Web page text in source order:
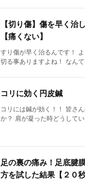
【切り傷】傷を早く治
【痛くない】
すり傷が早く治るんです！
切る事ありますよね！ なん
コリに効く円皮鍼
コリには鍼が効く！！ 皆さ
か？ 肩が凝った時どうして
足の裏の痛み！足底腱
方を試した結果【２０秒